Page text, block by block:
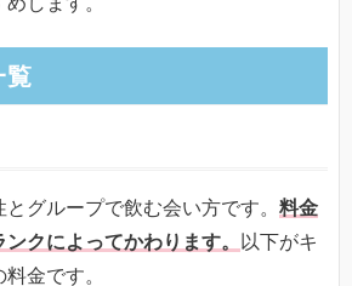
覧
グループで飲む会い方です。 料金
クによってかわります。
以下がキ
金です。